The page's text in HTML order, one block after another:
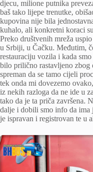
djecu, milione putnika
baš tako lijepe trenutke,
kupovina nije bila
kuhalo, ali konkretni koraci
Preko društvenih mreža
u Srbiji, u Čačku. Međutim,
restauraciju vozila i kada
bilo prilično rastavljeno zbog
spreman da se tamo cijeli
tek onda mi dovezemo
iz nekih razloga da ne ide u
tako da je ta priča završena.
dalje i dobili smo info da
je ispravan i registrovan te u